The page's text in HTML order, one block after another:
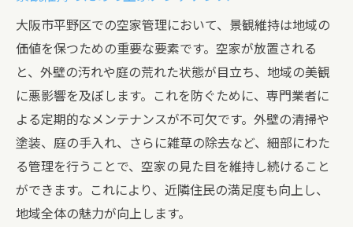
大阪市平野区での空家管理において、景観維持は地域の
価値を保つための重要な要素です。空家が放置される
と、外壁の汚れや庭の荒れた状態が目立ち、地域の美観
に悪影響を及ぼします。これを防ぐために、専門業者に
よる定期的なメンテナンスが不可欠です。外壁の清掃や
塗装、庭の手入れ、さらに雑草の除去など、細部にわた
る管理を行うことで、空家の見た目を維持し続けること
ができます。これにより、近隣住民の満足度も向上し、
地域全体の魅力が向上します。